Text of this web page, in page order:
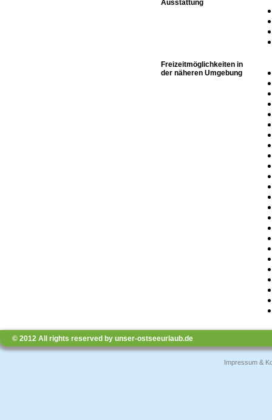
Ausstattung
Freizeitmöglichkeiten in
der näheren Umgebung
© 2012 All rights reserved by unser-ostseeurlaub.de
Impressum &